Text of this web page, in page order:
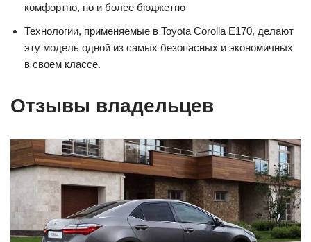
комфортно, но и более бюджетно
Технологии, применяемые в Toyota Corolla E170, делают
эту модель одной из самых безопасных и экономичных
в своем классе.
Отзывы владельцев